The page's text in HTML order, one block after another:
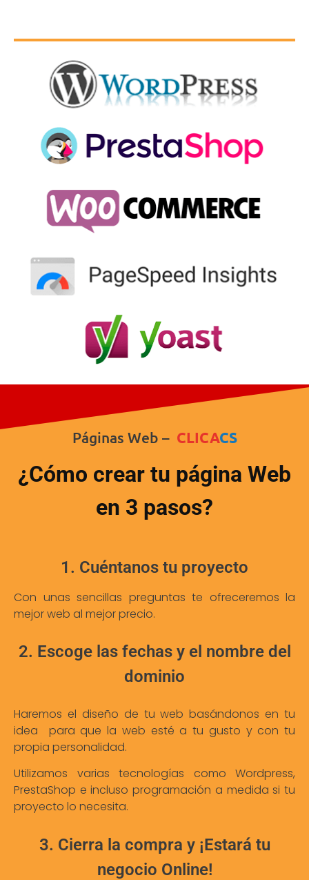
Páginas Web – CLICACS
¿Cómo crear tu página Web
en 3 pasos?
1. Cuéntanos tu proyecto
Con unas sencillas preguntas te ofreceremos la
mejor web al mejor precio.
2. Escoge las fechas y el nombre del
dominio
Haremos el diseño de tu web basándonos en tu
idea para que la web esté a tu gusto y con tu
propia personalidad.
Utilizamos varias tecnologías como Wordpress,
PrestaShop e incluso programación a medida si tu
proyecto lo necesita.
3. Cierra la compra y ¡Estará tu
negocio Online!